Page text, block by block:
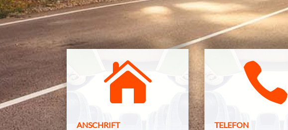

ANSCHRIFT

TELE­FON